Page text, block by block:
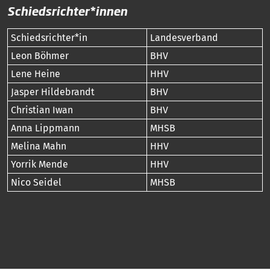
Schiedsrichter*innen
Schiedsrichter*in
Landesverband
Leon Böhmer
BHV
Lene Heine
HHV
Jasper Hildebrandt
BHV
Christian Iwan
BHV
Anna Lippmann
MHSB
Melina Mahn
HHV
Yorrik Mende
HHV
Nico Seidel
MHSB